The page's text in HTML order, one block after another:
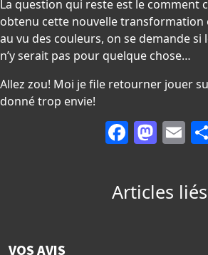
La question qui reste est le comment
obtenu cette nouvelle transformation
au vu des couleurs, on se demande si
n’y serait pas pour quelque chose…
Allez zou! Moi je file retourner jouer
donné trop envie!
Articles liés
VOS AVIS